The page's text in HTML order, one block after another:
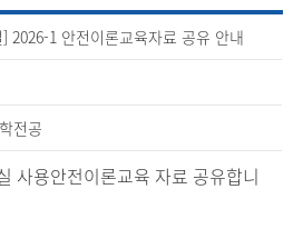
2026-1 안전이론교육자료 공유 안내
전공
사용안전이론교육 자료 공유합니